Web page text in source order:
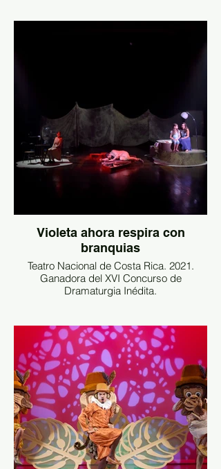
Violeta ahora respira con
branquias
Teatro Nacional de Costa Rica. 2021.
Ganadora del XVI Concurso de
Dramaturgia Inédita.